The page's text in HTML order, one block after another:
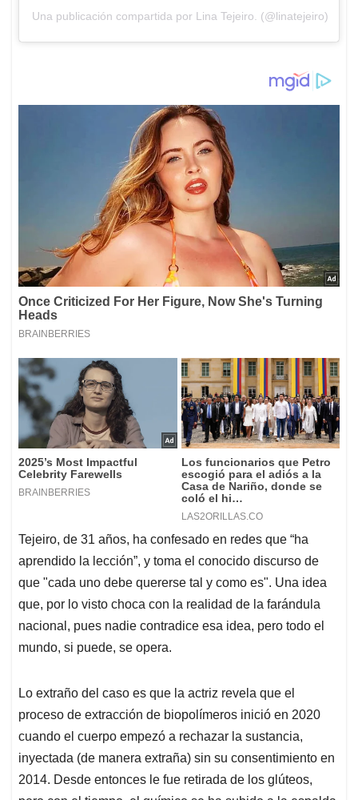
Una publicación compartida por Lina Tejeiro. (@linatejeiro)
Tejeiro, de 31 años, ha confesado en redes que “ha
aprendido la lección”, y toma el conocido discurso de
que "cada uno debe quererse tal y como es". Una idea
que, por lo visto choca con la realidad de la farándula
nacional, pues nadie contradice esa idea, pero todo el
mundo, si puede, se opera.
Lo extraño del caso es que la actriz revela que el
proceso de extracción de biopolímeros inició en 2020
cuando el cuerpo empezó a rechazar la sustancia,
inyectada (de manera extraña) sin su consentimiento en
2014. Desde entonces le fue retirada de los glúteos,